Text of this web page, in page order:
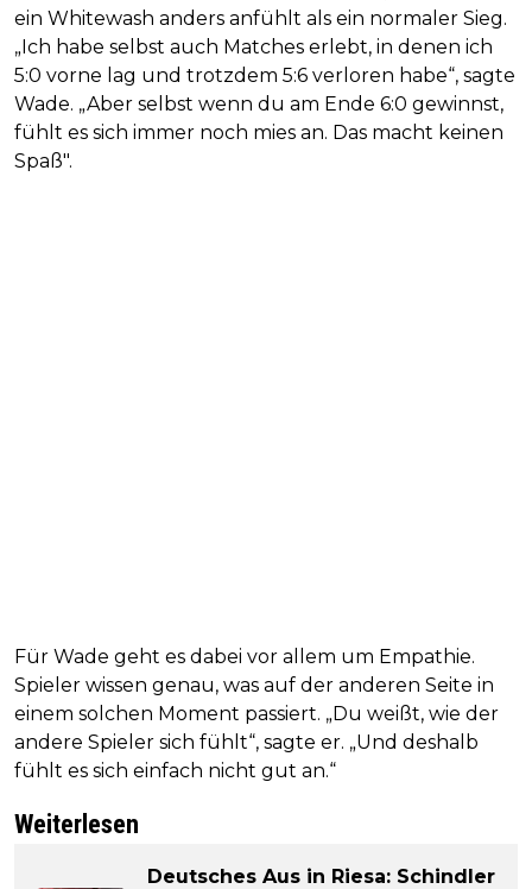
ein Whitewash anders anfühlt als ein normaler Sieg.
„Ich habe selbst auch Matches erlebt, in denen ich
5:0 vorne lag und trotzdem 5:6 verloren habe“, sagte
Wade. „Aber selbst wenn du am Ende 6:0 gewinnst,
fühlt es sich immer noch mies an. Das macht keinen
Spaß".
Für Wade geht es dabei vor allem um Empathie.
Spieler wissen genau, was auf der anderen Seite in
einem solchen Moment passiert. „Du weißt, wie der
andere Spieler sich fühlt“, sagte er. „Und deshalb
fühlt es sich einfach nicht gut an.“
Weiterlesen
Deutsches Aus in Riesa: Schindler